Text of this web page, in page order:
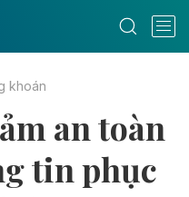
khoán
an toàn
tin phục